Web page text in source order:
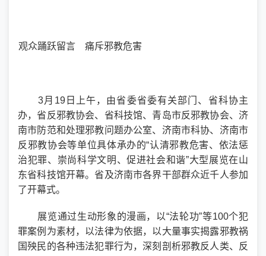
观众踊跃留言 痛斥邪教危害
3月19日上午，由省委省委有关部门、省科协主
办，省反邪教协会、省科技馆、青岛市反邪教协会、济
南市防范和处理邪教问题办公室、济南市科协、济南市
反邪教协会等单位具体承办的“认清邪教危害、依法惩
治犯罪、崇尚科学文明、促进社会和谐”大型展览在山
东省科技馆开幕。省及济南市各界干部群众近千人参加
了开幕式。
展览通过生动形象的漫画，以“法轮功”等100个犯
罪案例为素材，以法律为依据，以大量事实揭露邪教祸
国殃民的各种违法犯罪行为，深刻剖析邪教反人类、反